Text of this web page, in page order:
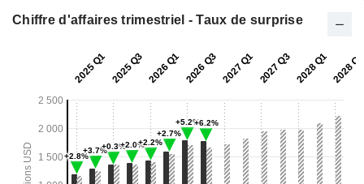
Chiffre d'affaires trimestriel - Taux de surprise